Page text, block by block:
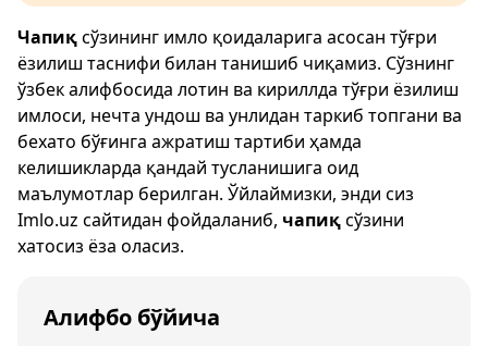
Чапиқсўзининг имло қоидаларига асосан тўғри
ёзилиш таснифи билан танишиб чиқамиз. Сўзнинг
ўзбек алифбосида лотин ва кириллда тўғри ёзилиш
имлоси, нечта ундош ва унлидан таркиб топгани ва
бехато бўғинга ажратиш тартиби ҳамда
келишикларда қандай тусланишига оид
маълумотлар берилган. Ўйлаймизки, энди сиз
Imlo.uz сайтидан фойдаланиб, чапиқсўзини
хатосиз ёза оласиз.
Алифбо бўйича